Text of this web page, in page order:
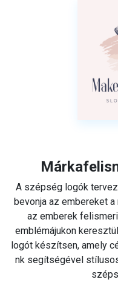
A szépség logók
bevonja az embereket
az emberek
emblémájukon
logót készítsen, amely
nk segítségével